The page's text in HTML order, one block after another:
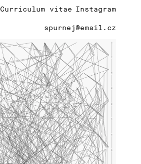
Curriculum vitae Instagram
spurnej@email.cz